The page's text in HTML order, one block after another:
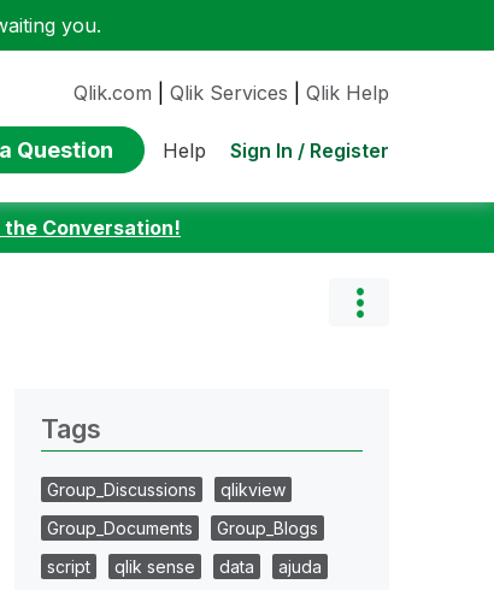
you.
Qlik.com Qlik Services Qlik Help
Question Help Sign In / Register
the Conversation!
Tags
Group_Discussions
qlikview
Group_Documents
Group_Blogs
script
qlik sense data
ajuda